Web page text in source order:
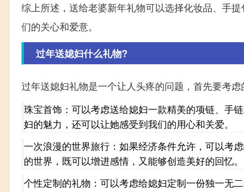
综上所述，送给老婆新年礼物可以选择化妆品、手
们的关心和爱意。
过年送媳妇什么礼物?
过年送媳妇礼物是一个让人头疼的问题，首先要考
珠宝首饰：可以考虑送给媳妇一款精美的项链、手
妇的魅力，还可以让她感受到我们的用心和关爱。
一次浪漫的世界旅行：如果经济条件允许，可以考
的世界，既可以增进感情，又能够创造美好的回忆。
个性定制的礼物：可以考虑给媳妇定制一份独一无